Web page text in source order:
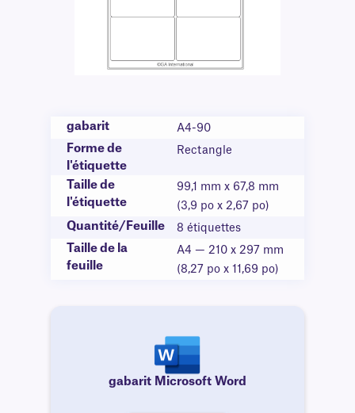
gabarit A4-90
Forme de
l'étiquette
Rectangle
Taille de
l'étiquette
99,1 mm x 67,8 mm
(3,9 po x 2,67 po)
Quantité/Feuille 8 étiquettes
Taille de la
feuille
A4 — 210 x 297 mm
(8,27 po x 11,69 po)
gabarit Microsoft Word